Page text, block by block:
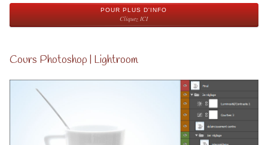
POUR PLUS D'INFO
Cliquez ICI
Cours Photoshop | Lightroom